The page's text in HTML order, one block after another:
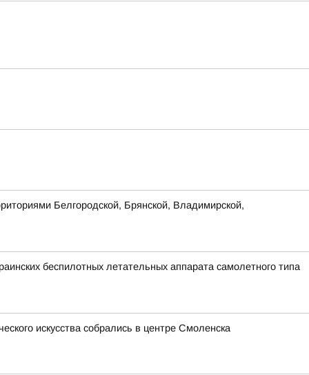
Белгородской, Брянской, Владимирской,
беспилотных летательных аппарата самолетного типа
искусства собрались в центре Смоленска